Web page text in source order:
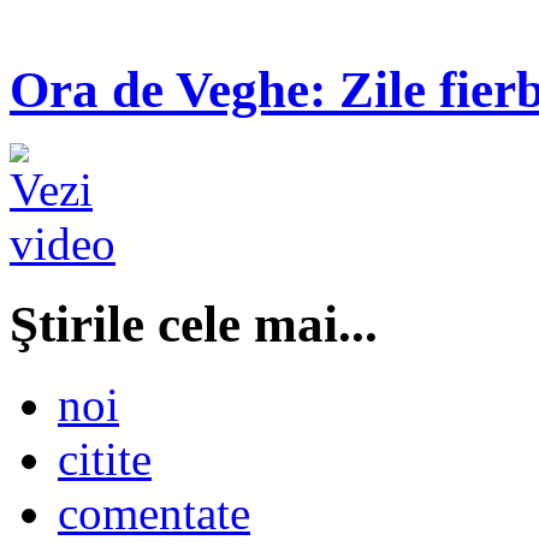
Ora de Veghe: Zile
Ştirile cele mai...
noi
citite
comentate